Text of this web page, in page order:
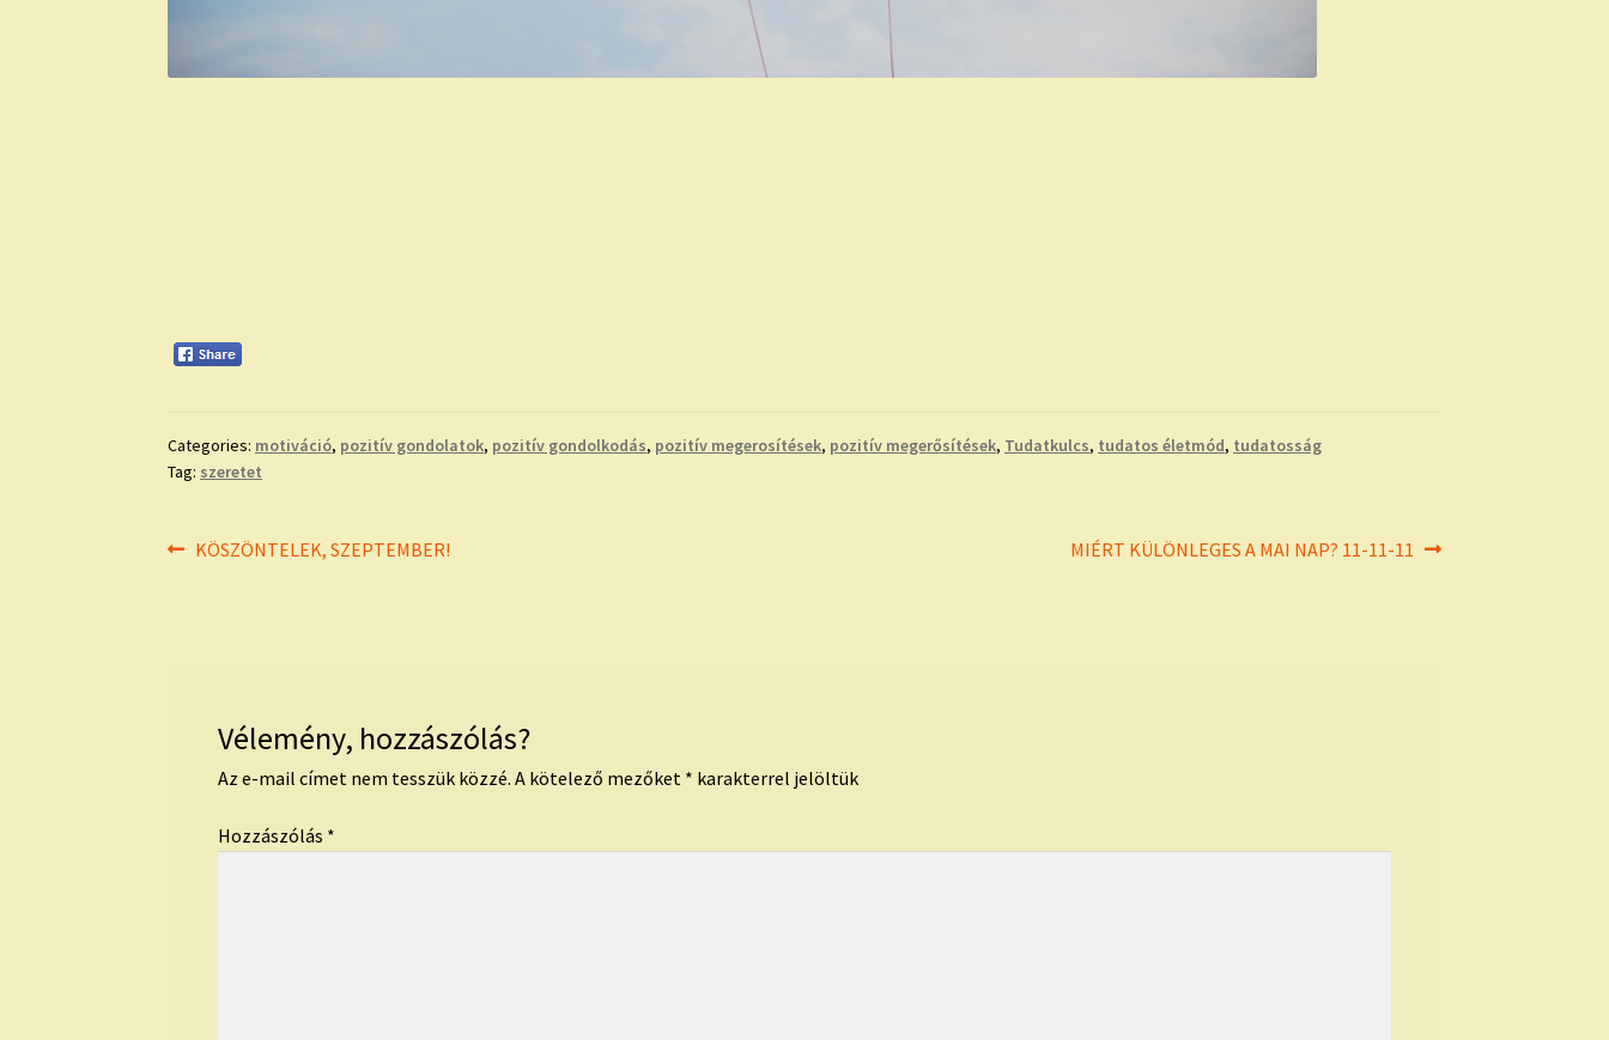
Categories: motiváció, pozitív gondolatok, pozitív gondolkodás, pozitív megerosítések, pozitív megerősítések, Tudatkulcs, tudatos életmód, tudatosság
Tag: szeretet
Bejegyzés
Previous
KÖSZÖNTELEK, SZEPTEMBER!
Next
MIÉRT KÜLÖNLEGES A MAI NAP? 11-11-11
Vélemény, hozzászólás?
Az e-mail címet nem tesszük közzé. A kötelező mezőket * karakterrel jelöltük
Hozzászólás *